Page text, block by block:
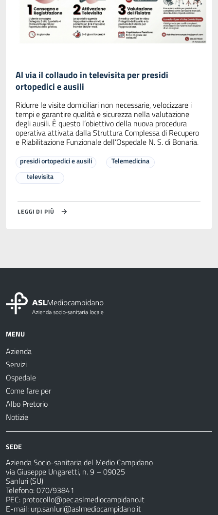
Al via il collaudo in televisita per presidi
ortopedici e ausili
Ridurre le visite domiciliari non necessarie, velocizzare i
tempi e garantire qualità e sicurezza nella valutazione
degli ausili. È questo l’obiettivo della nuova procedura
operativa attivata dalla Struttura Complessa di Recupero
e Riabilitazione Funzionale dell’Ospedale N. S. di Bonaria.
presidi ortopedici e ausili
Telemedicina
televisita
LEGGI DI PIÙ
MENU
Azienda
Servizi
Ospedale
Come fare per
Albo Pretorio
Notizie
SEDE
Azienda Socio-sanitaria del Medio Campidano
via Giuseppe Ungaretti, n. 9 – 09025
Sanluri (SU)
Telefono: 070/93841
PEC: protocollo@pec.aslmediocampidano.it
E-mail: urp.sanluri@aslmediocampidano.it